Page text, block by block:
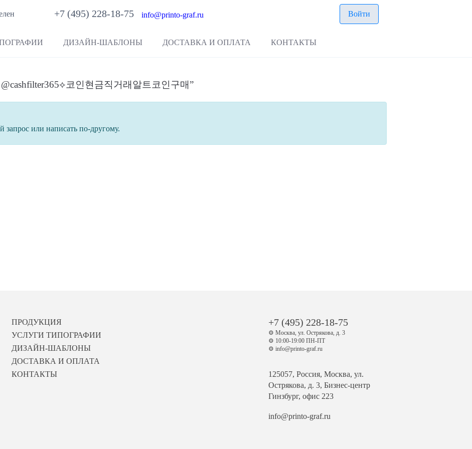
+7 (495) 228-18-75info@printo-graf.ru Войти
ДИЗАЙН-ШАБЛОНЫ ДОСТАВКА И ОПЛАТА КОНТАКТЫ
@cashfilter365⟡코인현금직거래알트코인구매”
запрос или написать по-другому.
ПРОДУКЦИЯ
УСЛУГИ ТИПОГРАФИИ
ДИЗАЙН-ШАБЛОНЫ
ДОСТАВКА И ОПЛАТА
КОНТАКТЫ
+7 (495) 228-18-75
⚙️ Москва, ул. Острякова, д. 3
⚙️ 10:00-19:00 ПН-ПТ
⚙️ info@printo-graf.ru
125057, Россия, Москва, ул.
Острякова, д. 3, Бизнес-центр
Гинзбург, офис 223
info@printo-graf.ru